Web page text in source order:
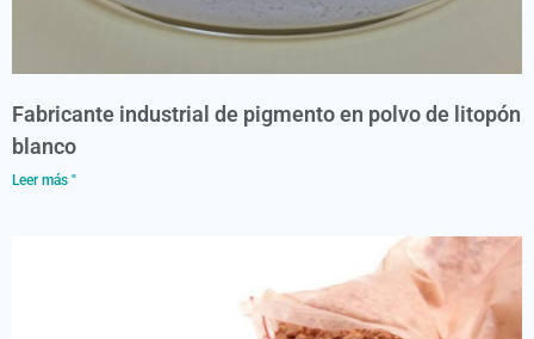
Fabricante industrial de pigmento en polvo de litopón
blanco
Leer más "